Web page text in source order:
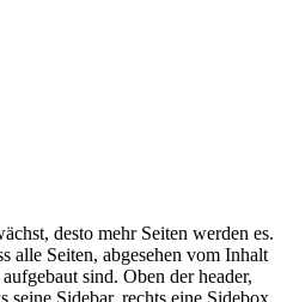
desto mehr Seiten werden es.
alle Seiten, abgesehen vom Inhalt
sind. Oben der header,
seine Sidebar, rechts eine Sidebox,